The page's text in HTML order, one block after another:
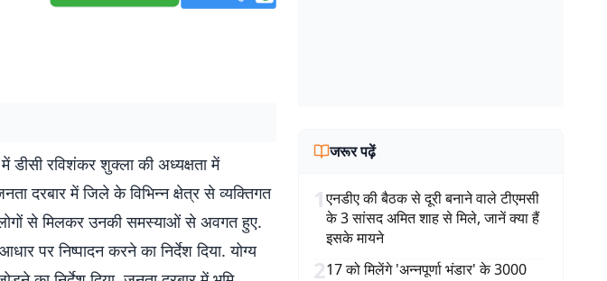
डीसी रविशंकर शुक्ला की अध्यक्षता में
दरबार में जिले के विभिन्न क्षेत्र से व्यक्तिगत
से मिलकर उनकी समस्याओं से अवगत हुए.
पर निष्पादन करने का निर्देश दिया. योग्य
जरूर पढ़ें
1एनडीए की बैठक से दूरी बनाने वाले टीएमसी
के 3 सांसद अमित शाह से मिले, जानें क्या हैं
इसके मायने
217 को मिलेंगे 'अन्नपूर्णा भंडार' के 3000